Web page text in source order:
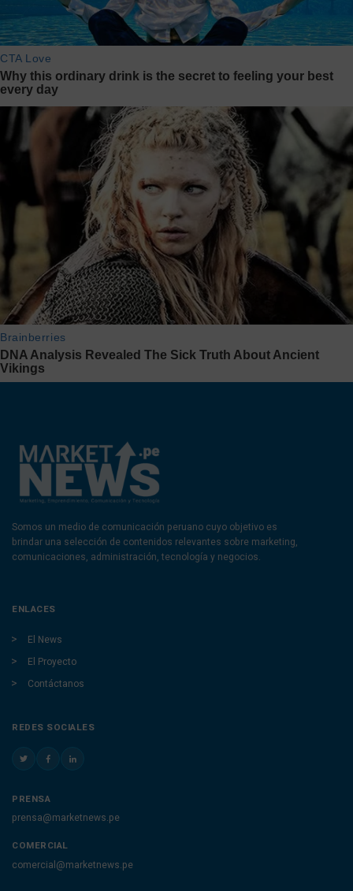
Somos un medio de comunicación peruano cuyo objetivo es
brindar una selección de contenidos relevantes sobre marketing,
comunicaciones, administración, tecnología y negocios.
ENLACES
El News
El Proyecto
Contáctanos
REDES SOCIALES
PRENSA
prensa@marketnews.pe
COMERCIAL
comercial@marketnews.pe